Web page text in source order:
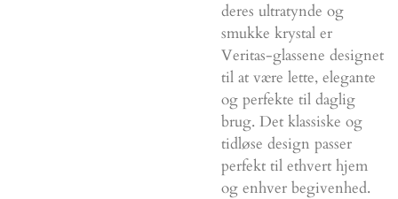
deres ultratynde og
smukke krystal er
Veritas-glassene designet
til at være lette, elegante
og perfekte til daglig
brug. Det klassiske og
tidløse design passer
perfekt til ethvert hjem
og enhver begivenhed.